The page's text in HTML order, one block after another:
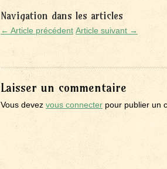
Navigation dans les articles
← Article précédent Article suivant →
Laisser un commentaire
Vous devez vous connecter pour publier un